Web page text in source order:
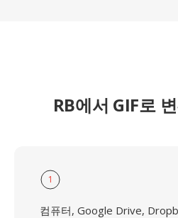
RB에서 GIF로
1
컴퓨터, Google Drive,